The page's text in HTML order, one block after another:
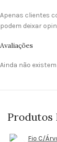
Avaliações
Ainda não
Apenas clientes
podem deixar
Produtos